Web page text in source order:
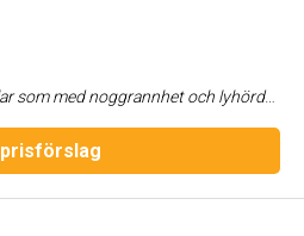
och lyhördhet uppfyller kundens önskemål med ett leende!
prisförslag